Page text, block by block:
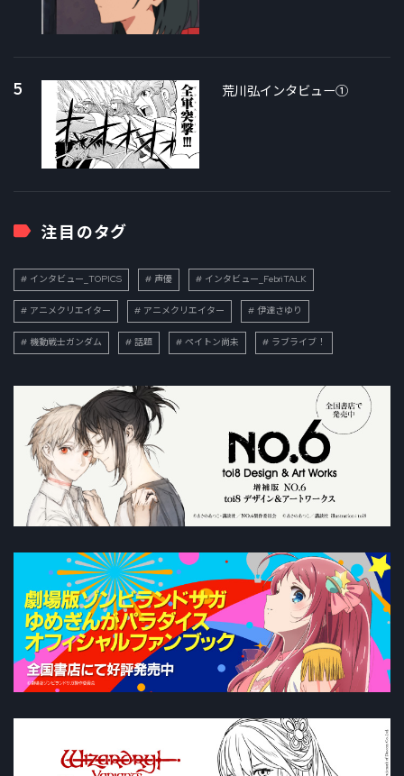
5 荒川弘インタビュー①
注目のタグ
インタビュー_TOPICS 声優 インタビュー_FebriTALK
アニメクリエイター アニメクリエイター 伊達さゆり
機動戦士ガンダム 話題 ペイトン尚未 ラブライブ！